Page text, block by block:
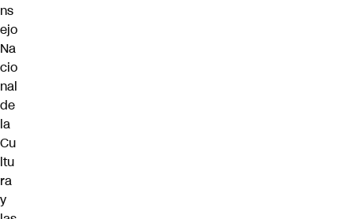
ns
ejo
Na
cio
nal
de
la
Cu
ltu
ra
y